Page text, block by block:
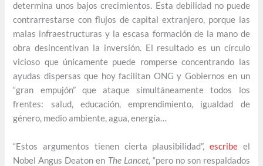
determina unos bajos crecimientos. Esta debilidad no puede
contrarrestarse con flujos de capital extranjero, porque las
malas infraestructuras y la escasa formación de la mano de
obra desincentivan la inversión. El resultado es un círculo
vicioso que únicamente puede romperse concentrando las
ayudas dispersas que hoy facilitan ONG y Gobiernos en un
“gran empujón” que ataque simultáneamente todos los
frentes: salud, educación, emprendimiento, igualdad de
género, medio ambiente, agua, energía…
“Estos argumentos tienen cierta plausibilidad”, escribeel
Nobel Angus Deaton en The Lancet, “pero no son respaldados